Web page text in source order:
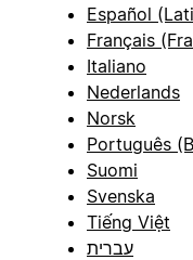
Español
Français
Italiano
Nederlands
Norsk
Português
Suomi
Svenska
Tiếng Việt
עברית